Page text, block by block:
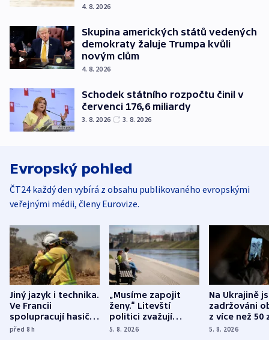
4. 8. 2026
Skupina amerických států vedených
demokraty žaluje Trumpa kvůli
novým clům
4. 8. 2026
Schodek státního rozpočtu činil v
červenci 176,6 miliardy
3. 8. 2026 3. 8. 2026
Evropský pohled
ČT24 každý den vybírá z obsahu publikovaného evropskými
veřejnými médii, členy Eurovize.
Jiný jazyk i technika.
Ve Francii
spolupracují hasiči z
různých zemí
před 8h
„Musíme zapojit
ženy.“ Litevští
politici zvažují
dohodu o
5. 8. 2026
Na Ukrajině
zadržováni
z více než 50
Bojovali na
5. 8. 2026